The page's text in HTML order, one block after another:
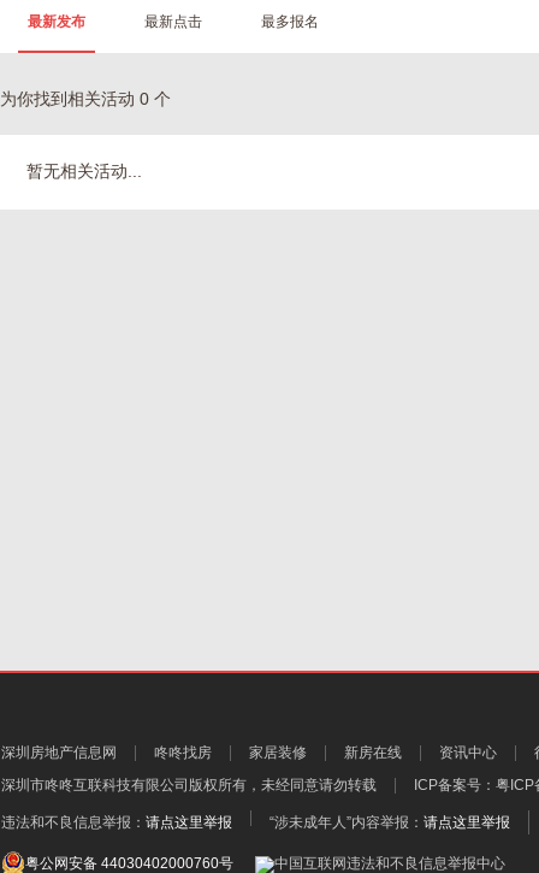
最新发布 最新点击 最多报名
为你找到相关活动 0 个
暂无相关活动...
深圳房地产信息网 咚咚找房 家居装修 新房在线 资讯中心
深圳市咚咚互联科技有限公司 版权所有，未经同意请勿转载 ICP备案号： 粤ICP
违法和不良信息举报： 请点这里举报 “涉未成年人”内容举报： 请点这里举报
粤公网安备 44030402000760号